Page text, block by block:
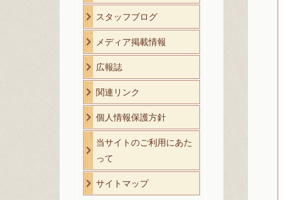
スタッフブログ
メディア掲載情報
広報誌
関連リンク
個人情報保護方針
当サイトのご利用にあた
って
サイトマップ